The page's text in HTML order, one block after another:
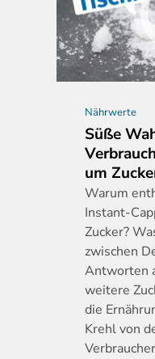
Nährwerte
Süße
um
Warum
Instant-
Zucker?
zwischen
Antworten
weitere
die
Krehl von